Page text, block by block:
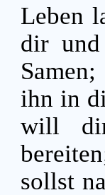
Leben
dir und
ihn in
will dir
sollst